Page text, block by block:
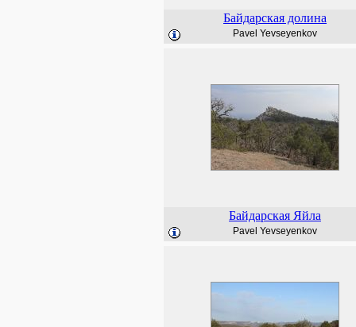
Байдарская долина
Pavel Yevseyenkov
Байдарская Яйла
Pavel Yevseyenkov